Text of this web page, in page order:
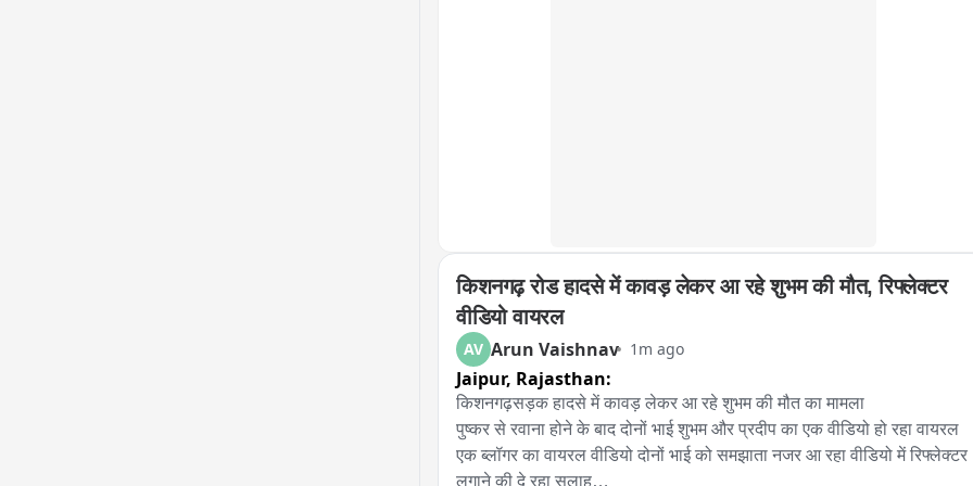
किशनगढ़ रोड हादसे में कावड़ लेकर आ रहे शुभम की मौत, रिफ्लेक्टर
वीडियो वायरल
AV Arun Vaishnav 1m ago
Jaipur, Rajasthan:
किशनगढ़सड़क हादसे में कावड़ लेकर आ रहे शुभम की मौत का मामला
पुष्कर से रवाना होने के बाद दोनों भाई शुभम और प्रदीप का एक वीडियो हो रहा वायरल
एक ब्लॉगर का वायरल वीडियो दोनों भाई को समझाता नजर आ रहा वीडियो में रिफ्लेक्टर
लगाने की दे रहा सलाह